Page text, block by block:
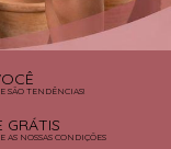
SÃO TENDÊNCIAS!
GRÁTIS
AS NOSSAS CONDIÇÕES